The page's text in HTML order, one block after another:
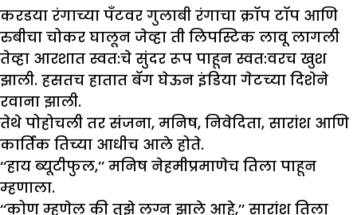
करडया रंगाच्या पँटवर गुलाबी रंगाचा क्रॉप टॉप आणि
रुबीचा चोकर घालून जेव्हा ती लिपस्टिक लावू लागली
तेव्हा आरशात स्वत:चे सुंदर रूप पाहून स्वत:वरच खुश
झाली. हसतच हातात बॅग घेऊन इंडिया गेटच्या दिशेने
रवाना झाली.
तेथे पोहोचली तर संजना, मनिष, निवेदिता, सारांश आणि
कार्तिक तिच्या आधीच आले होते.
‘‘हाय ब्यूटीफुल,’’ मनिष नेहमीप्रमाणेच तिला पाहून
म्हणाला.
‘‘कोण म्हणेल की तुझे लग्न झाले आहे,’’ सारांश तिला